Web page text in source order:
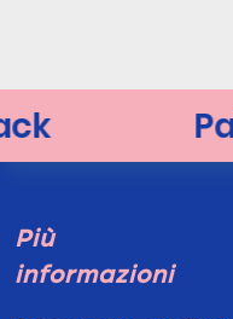
Più
informazioni